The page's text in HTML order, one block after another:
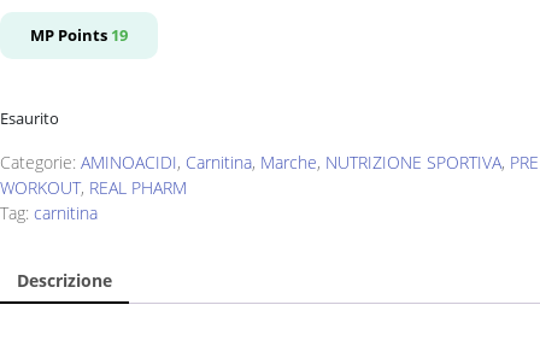
originale
MP Points 19
Esaurito
Categorie: AMINOACIDI, Carnitina, Marche, NUTRIZIONE SPORTIVA, PRE
WORKOUT, REAL PHARM
Tag: carnitina
Descrizione